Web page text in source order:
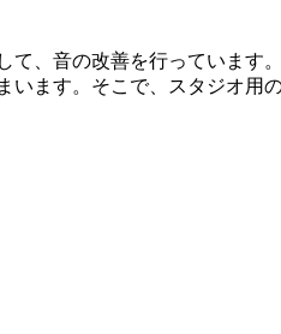
て、音の改善を行っています
ます。そこで、スタジオ用